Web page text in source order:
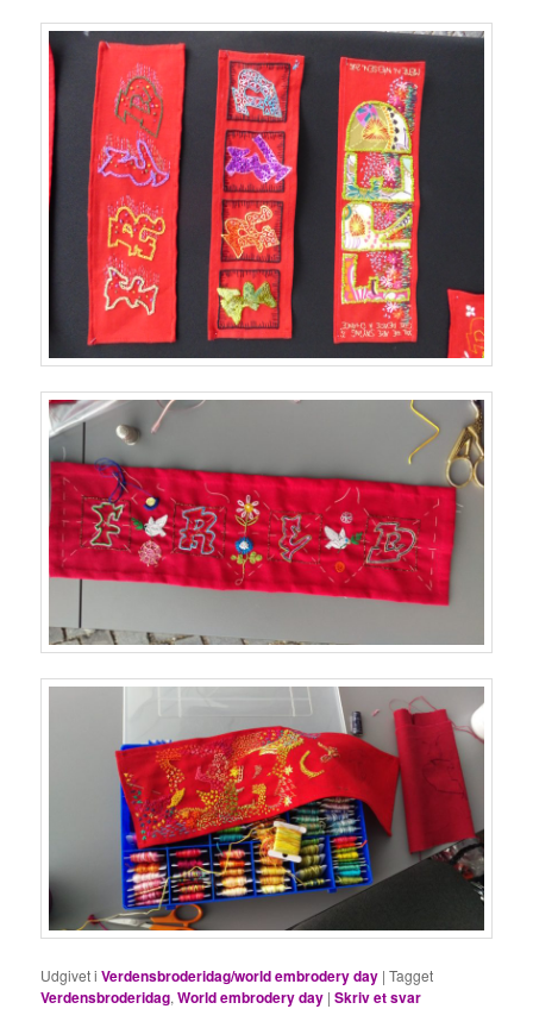
Udgivet i Verdensbroderidag/world embrodery day |Tagget
Verdensbroderidag,World embrodery day |Skriv et svar